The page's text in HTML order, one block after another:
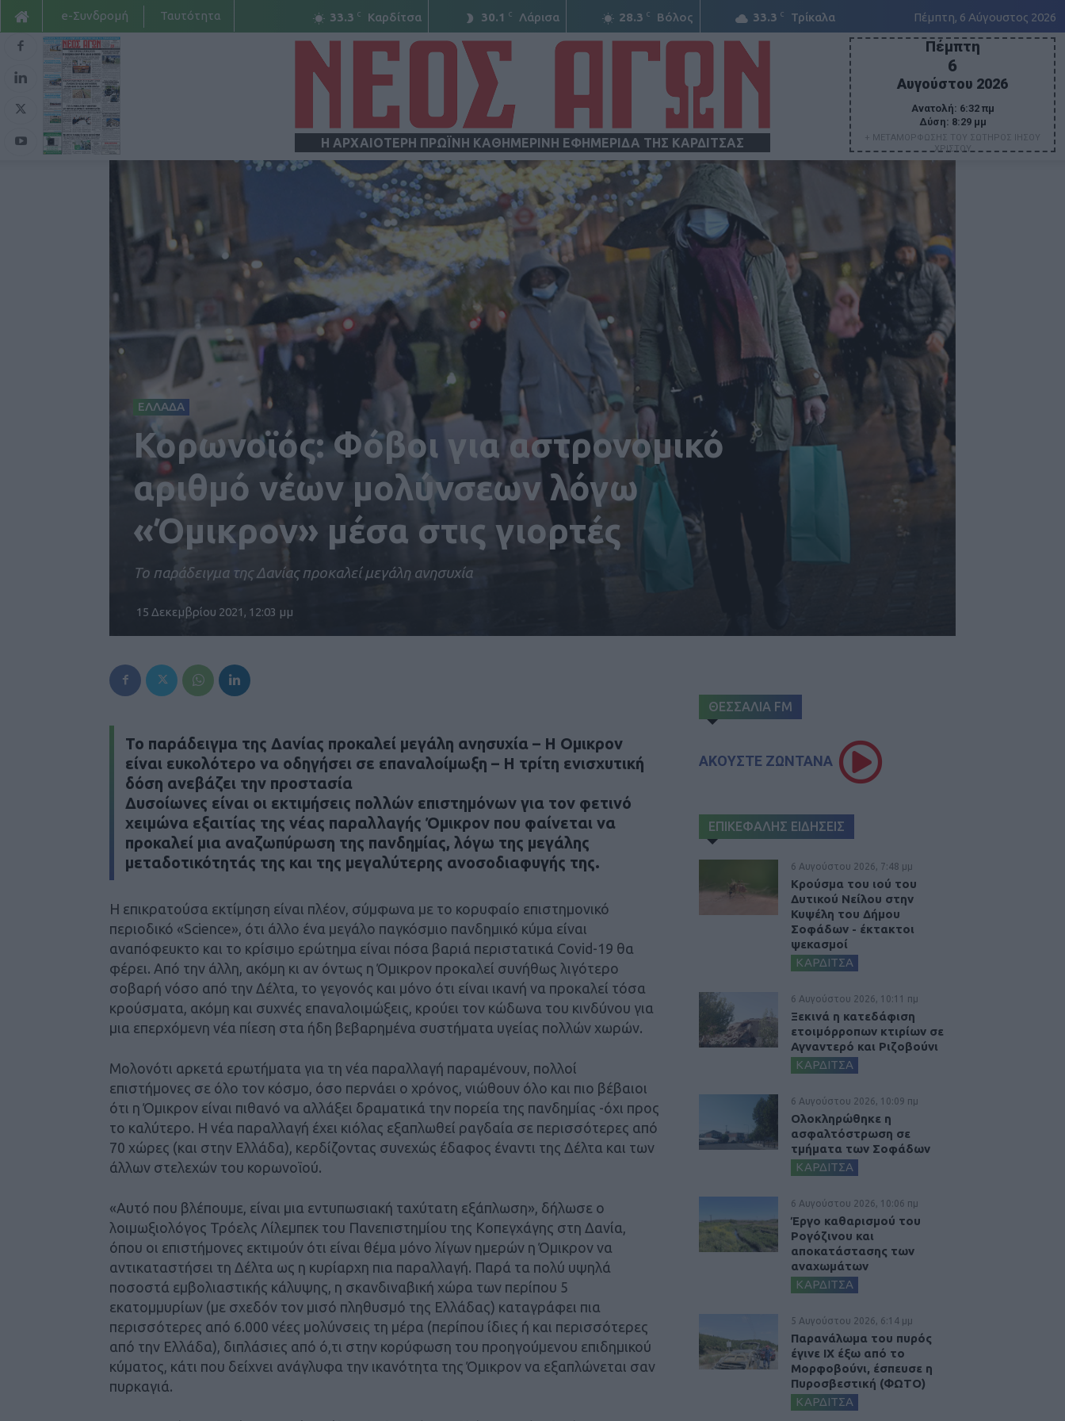
33.3 C Καρδίτσα 30.1 C Λάρισα 28.3 C Βόλος 33.3 C Τρίκαλα Πέμπτη, 6 Αύγουστος 2026
e-Συνδρομή Ταυτότητα
Η ΑΡΧΑΙΟΤΕΡΗ ΠΡΩΪΝΗ ΚΑΘΗΜΕΡΙΝΗ ΕΦΗΜΕΡΙΔΑ ΤΗΣ ΚΑΡΔΙΤΣΑΣ
ΝΕΟΣ
ΑΓΩΝ
Πέμπτη
6
Αυγούστου 2026
Ανατολή: 6:32 πμ
Δύση: 8:29 μμ
+ ΜΕΤΑΜΟΡΦΩΣΗΣ ΤΟΥ ΣΩΤΗΡΟΣ ΙΗΣΟΥ
ΧΡΙΣΤΟΥ
ΕΛΛΑΔΑ
Κορωνοϊός: Φόβοι για αστρονομικό
αριθμό νέων μολύνσεων λόγω
«Όμικρον» μέσα στις γιορτές
Το παράδειγμα της Δανίας προκαλεί μεγάλη ανησυχία
15 Δεκεμβρίου 2021, 12:03 μμ
Το παράδειγμα της Δανίας προκαλεί μεγάλη ανησυχία – Η Ομικρον
είναι ευκολότερο να οδηγήσει σε επαναλοίμωξη – Η τρίτη ενισχυτική
δόση ανεβάζει την προστασία
Δυσοίωνες είναι οι εκτιμήσεις πολλών επιστημόνων για τον φετινό
χειμώνα εξαιτίας της νέας παραλλαγής Όμικρον που φαίνεται να
προκαλεί μια αναζωπύρωση της πανδημίας, λόγω της μεγάλης
μεταδοτικότητάς της και της μεγαλύτερης ανοσοδιαφυγής της.
Η επικρατούσα εκτίμηση είναι πλέον, σύμφωνα με το κορυφαίο επιστημονικό
περιοδικό «Science», ότι άλλο ένα μεγάλο παγκόσμιο πανδημικό κύμα είναι
αναπόφευκτο και το κρίσιμο ερώτημα είναι πόσα βαριά περιστατικά Covid-19 θα
φέρει. Από την άλλη, ακόμη κι αν όντως η Όμικρον προκαλεί συνήθως λιγότερο
σοβαρή νόσο από την Δέλτα, το γεγονός και μόνο ότι είναι ικανή να προκαλεί τόσα
κρούσματα, ακόμη και συχνές επαναλοιμώξεις, κρούει τον κώδωνα του κινδύνου για
μια επερχόμενη νέα πίεση στα ήδη βεβαρημένα συστήματα υγείας πολλών χωρών.
Μολονότι αρκετά ερωτήματα για τη νέα παραλλαγή παραμένουν, πολλοί
επιστήμονες σε όλο τον κόσμο, όσο περνάει ο χρόνος, νιώθουν όλο και πιο βέβαιοι
ότι η Όμικρον είναι πιθανό να αλλάξει δραματικά την πορεία της πανδημίας -όχι προς
το καλύτερο. Η νέα παραλλαγή έχει κιόλας εξαπλωθεί ραγδαία σε περισσότερες από
70 χώρες (και στην Ελλάδα), κερδίζοντας συνεχώς έδαφος έναντι της Δέλτα και των
άλλων στελεχών του κορωνοϊού.
«Αυτό που βλέπουμε, είναι μια εντυπωσιακή ταχύτατη εξάπλωση», δήλωσε ο
λοιμωξιολόγος Τρόελς Λίλεμπεκ του Πανεπιστημίου της Κοπεγχάγης στη Δανία,
όπου οι επιστήμονες εκτιμούν ότι είναι θέμα μόνο λίγων ημερών η Όμικρον να
αντικαταστήσει τη Δέλτα ως η κυρίαρχη πια παραλλαγή. Παρά τα πολύ υψηλά
ποσοστά εμβολιαστικής κάλυψης, η σκανδιναβική χώρα των περίπου 5
εκατομμυρίων (με σχεδόν τον μισό πληθυσμό της Ελλάδας) καταγράφει πια
περισσότερες από 6.000 νέες μολύνσεις τη μέρα (περίπου ίδιες ή και περισσότερες
από την Ελλάδα), διπλάσιες από ό,τι στην κορύφωση του προηγούμενου επιδημικού
κύματος, κάτι που δείχνει ανάγλυφα την ικανότητα της Όμικρον να εξαπλώνεται σαν
πυρκαγιά.
ΘΕΣΣΑΛΙΑ FM
ΑΚΟΥΣΤΕ ΖΩΝΤΑΝΑ
ΕΠΙΚΕΦΑΛΗΣ ΕΙΔΗΣΕΙΣ
6 Αυγούστου 2026, 7:48 μμ
Κρούσμα του ιού του
Δυτικού Νείλου στην
Κυψέλη του Δήμου
Σοφάδων - έκτακτοι
ψεκασμοί
ΚΑΡΔΙΤΣΑ
6 Αυγούστου 2026, 10:11 πμ
Ξεκινά η κατεδάφιση
ετοιμόρροπων κτιρίων σε
Αγναντερό και Ριζοβούνι
ΚΑΡΔΙΤΣΑ
6 Αυγούστου 2026, 10:09 πμ
Ολοκληρώθηκε η
ασφαλτόστρωση σε
τμήματα των Σοφάδων
ΚΑΡΔΙΤΣΑ
6 Αυγούστου 2026, 10:06 πμ
Έργο καθαρισμού του
Ρογόζινου και
αποκατάστασης των
αναχωμάτων
ΚΑΡΔΙΤΣΑ
5 Αυγούστου 2026, 6:14 μμ
Παρανάλωμα του πυρός
έγινε ΙΧ έξω από το
Μορφοβούνι, έσπευσε η
Πυροσβεστική (ΦΩΤΟ)
ΚΑΡΔΙΤΣΑ